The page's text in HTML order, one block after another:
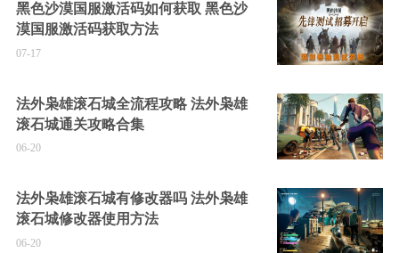
黑色沙漠国服激活码如何获取 黑色沙
漠国服激活码获取方法
07-17
法外枭雄滚石城全流程攻略 法外枭雄
滚石城通关攻略合集
06-20
法外枭雄滚石城有修改器吗 法外枭雄
滚石城修改器使用方法
06-20